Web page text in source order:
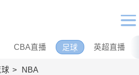
CBA直播 足球 英超直播
NBA